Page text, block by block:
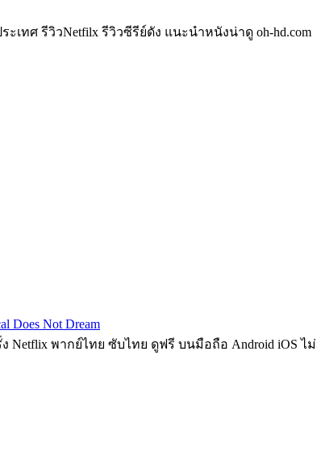
ทศ รีวิวNetfilx รีวิวซีรีย์ดัง แนะนำหนังน่าดู oh-hd.com
Does Not Dream
Netflix พากย์ไทย ซับไทย ดูฟรี บนมือถือ Android iOS